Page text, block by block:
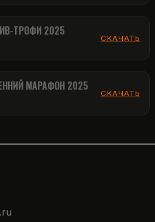
ТРОФИ 2025
МАРАФОН 2025